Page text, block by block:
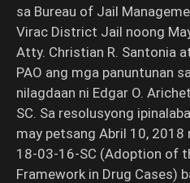
sa Bureau of Jail
Virac District Jail noong
Atty. Christian R. Santonia
PAO ang mga panuntunan
nilagdaan ni Edgar O.
SC. Sa resolusyong
may petsang Abril 10, 2018
18-03-16-SC (Adoption of
Framework in Drug Cases)